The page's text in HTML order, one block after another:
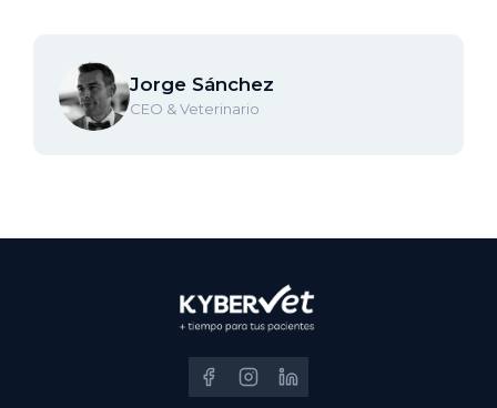
Jorge Sánchez
CEO & Veterinario